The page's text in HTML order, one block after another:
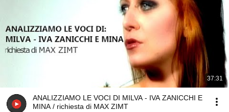
37:31
ANALIZZIAMO LE VOCI DI MILVA - IVA ZANICCHI E
MINA / richiesta di MAX ZIMT